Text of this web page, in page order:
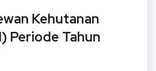
Kehutanan
Periode Tahun